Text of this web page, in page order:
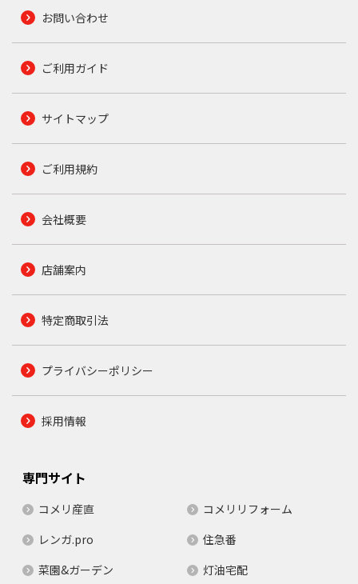
お問い合わせ
ご利用ガイド
サイトマップ
ご利用規約
会社概要
店舗案内
特定商取引法
プライバシーポリシー
採用情報
専門サイト
コメリ産直
コメリリフォーム
レンガ.pro
住急番
菜園&ガーデン
灯油宅配